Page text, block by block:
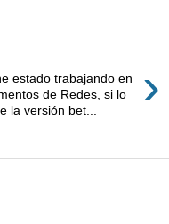
›
estado trabajando en
de Redes, si lo
la versión bet...